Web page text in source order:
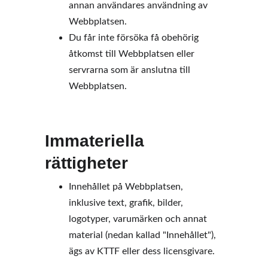
annan användares användning av
Webbplatsen.
Du får inte försöka få obehörig
åtkomst till Webbplatsen eller
servrarna som är anslutna till
Webbplatsen.
Immateriella
rättigheter
Innehållet på Webbplatsen,
inklusive text, grafik, bilder,
logotyper, varumärken och annat
material (nedan kallad "Innehållet"),
ägs av KTTF eller dess licensgivare.